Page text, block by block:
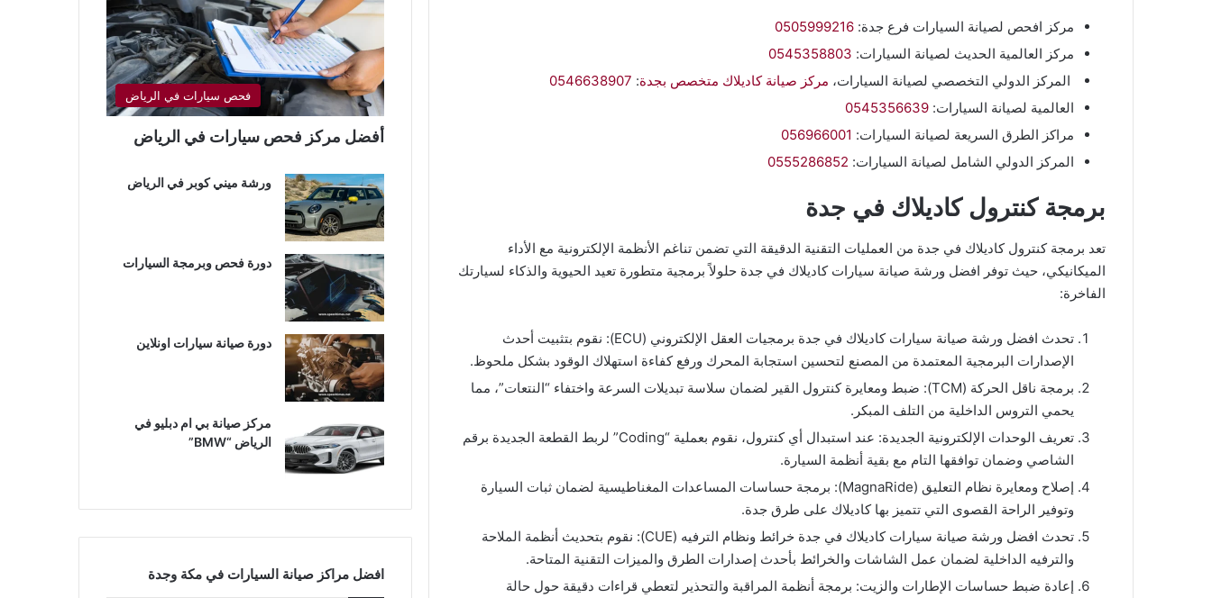
مركز افحص لصيانة السيارات فرع جدة: 0505999216
مركز العالمية الحديث لصيانة السيارات: 0545358803
المركز الدولي التخصصي لصيانة السيارات، مركز صيانة كاديلاك متخصص بجدة:
0546638907
العالمية لصيانة السيارات: 0545356639
مراكز الطرق السريعة لصيانة السيارات: 056966001
المركز الدولي الشامل لصيانة السيارات: 0555286852
برمجة كنترول كاديلاك في جدة
تعد برمجة كنترول كاديلاك في جدة من العمليات التقنية الدقيقة التي تضمن تناغم الأنظمة الإلكترونية مع الأداء
الميكانيكي، حيث توفر افضل ورشة صيانة سيارات كاديلاك في جدة حلولاً برمجية متطورة تعيد الحيوية والذكاء لسيارتك
الفاخرة:
تحدث افضل ورشة صيانة سيارات كاديلاك في جدة برمجيات العقل الإلكتروني (ECU): نقوم بتثبيت أحدث
الإصدارات البرمجية المعتمدة من المصنع لتحسين استجابة المحرك ورفع كفاءة استهلاك الوقود بشكل ملحوظ.
برمجة ناقل الحركة (TCM): ضبط ومعايرة كنترول القير لضمان سلاسة تبديلات السرعة واختفاء “النتعات”، مما
يحمي التروس الداخلية من التلف المبكر.
تعريف الوحدات الإلكترونية الجديدة: عند استبدال أي كنترول، نقوم بعملية “Coding” لربط القطعة الجديدة برقم
الشاصي وضمان توافقها التام مع بقية أنظمة السيارة.
إصلاح ومعايرة نظام التعليق (MagnaRide): برمجة حساسات المساعدات المغناطيسية لضمان ثبات السيارة
وتوفير الراحة القصوى التي تتميز بها كاديلاك على طرق جدة.
تحدث افضل ورشة صيانة سيارات كاديلاك في جدة خرائط ونظام الترفيه (CUE): نقوم بتحديث أنظمة الملاحة
والترفيه الداخلية لضمان عمل الشاشات والخرائط بأحدث إصدارات الطرق والميزات التقنية المتاحة.
إعادة ضبط حساسات الإطارات والزيت: برمجة أنظمة المراقبة والتحذير لتعطي قراءات دقيقة حول حالة
فحص سيارات في الرياض
أفضل مركز فحص سيارات في الرياض
ورشة ميني كوبر في الرياض
دورة فحص وبرمجة السيارات
دورة صيانة سيارات اونلاين
مركز صيانة بي ام دبليو في
الرياض “BMW”
افضل مراكز صيانة السيارات في مكة وجدة